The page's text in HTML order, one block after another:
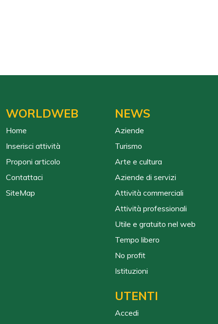
WORLDWEB
Home
Inserisci attività
Proponi articolo
Contattaci
SiteMap
NEWS
Aziende
Turismo
Arte e cultura
Aziende di servizi
Attività commerciali
Attività professionali
Utile e gratuito nel web
Tempo libero
No profit
Istituzioni
UTENTI
Accedi